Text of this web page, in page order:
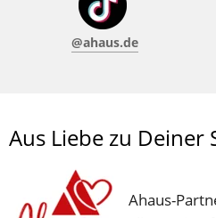
@ahaus.de
Aus Liebe zu Deiner
Ahaus-